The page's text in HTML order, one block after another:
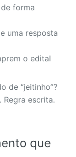
forma
uma resposta
o edital
de “jeitinho”?
escrita.
que